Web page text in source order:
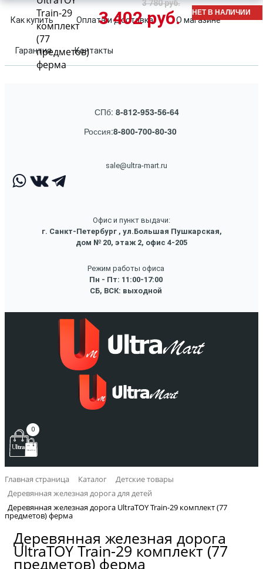
Как купить Оплата и Доставка О магазине
Гарантия Контакты
СПб: 8-812-953-56-64
Россия:8-800-700-80-30
sale@ultra-mart.ru
Офис и пункт выдачи:
г. Санкт-Петербург , ул.Большая Пушкарская,
дом № 20, этаж 2, офис 4-205
Режим работы офиса
Пн - Пт: 11:00-17:00
СБ, ВСК: выходной
0
Главная страница Каталог
Детские товары
Деревянная железная дорога для детей
Деревянная железная дорога UltraTOY Train-29 комплект (77
предметов) ферма
Деревянная железная дорога
UltraTOY Train-29 комплект (77
предметов) ферма
Train-29
комплект
(77
предметов)
ферма
3 780 руб.
3 402 руб. НЕТ В НАЛИЧИИ